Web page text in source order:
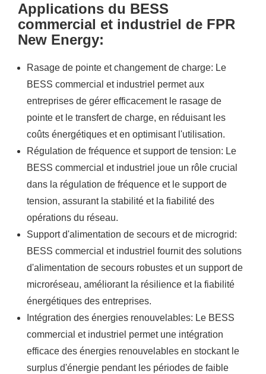
Applications du BESS
commercial et industriel de FPR
New Energy:
Rasage de pointe et changement de charge: Le
BESS commercial et industriel permet aux
entreprises de gérer efficacement le rasage de
pointe et le transfert de charge, en réduisant les
coûts énergétiques et en optimisant l'utilisation.
Régulation de fréquence et support de tension: Le
BESS commercial et industriel joue un rôle crucial
dans la régulation de fréquence et le support de
tension, assurant la stabilité et la fiabilité des
opérations du réseau.
Support d'alimentation de secours et de microgrid:
BESS commercial et industriel fournit des solutions
d'alimentation de secours robustes et un support de
microréseau, améliorant la résilience et la fiabilité
énergétiques des entreprises.
Intégration des énergies renouvelables: Le BESS
commercial et industriel permet une intégration
efficace des énergies renouvelables en stockant le
surplus d'énergie pendant les périodes de faible